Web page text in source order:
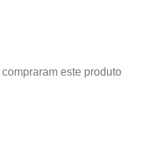
este produto